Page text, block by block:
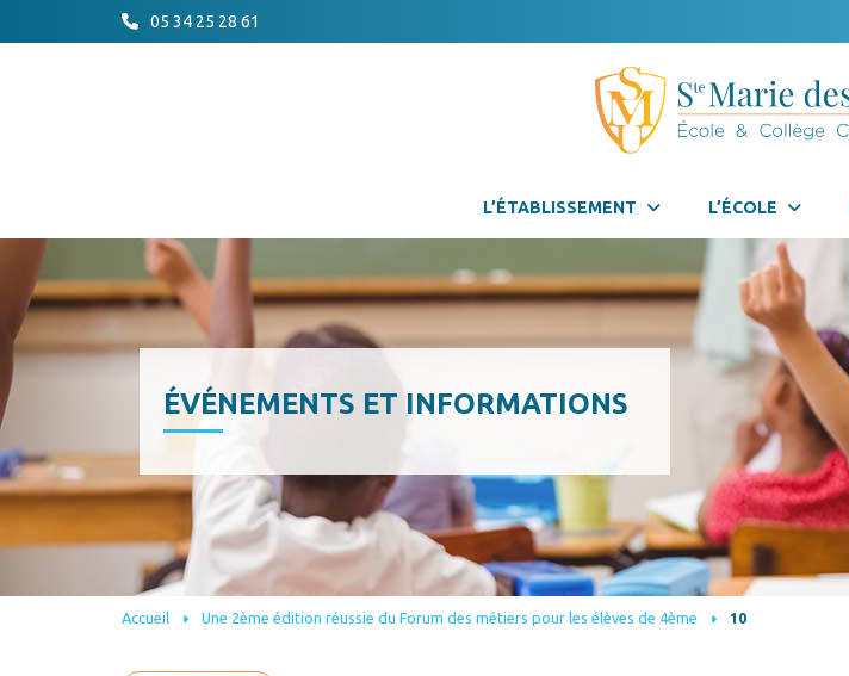
05 34 25 28 61
L’ÉTABLISSEMENT L’ÉCOLE
ÉVÉNEMENTS ET INFORMATIONS
Accueil Une 2ème édition réussie du Forum des métiers pour les élèves de 4ème 10